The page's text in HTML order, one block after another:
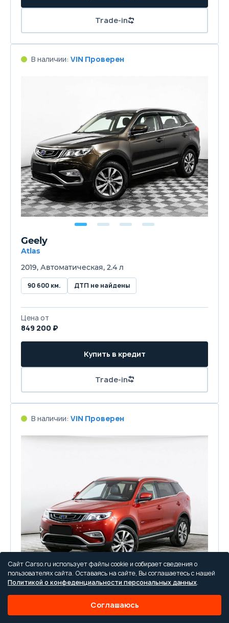
Trade-in
В наличии: VIN Проверен
Geely
Atlas
2019, Автоматическая, 2.4 л
90 600 км. ДТП не найдены
Цена от
849 200 ₽
Купить в кредит
Trade-in
В наличии: VIN Проверен
Сайт Carso.ru использует файлы cookie и собирает сведения о
пользователях сайта. Оставаясь на сайте, Вы соглашаетесь с нашей
Политикой о конфеденциальности персональных данных.
Соглашаюсь